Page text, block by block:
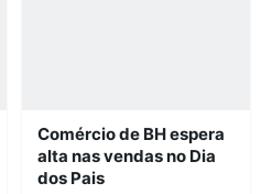
Comércio de BH espera
alta nas vendas no Dia
dos Pais